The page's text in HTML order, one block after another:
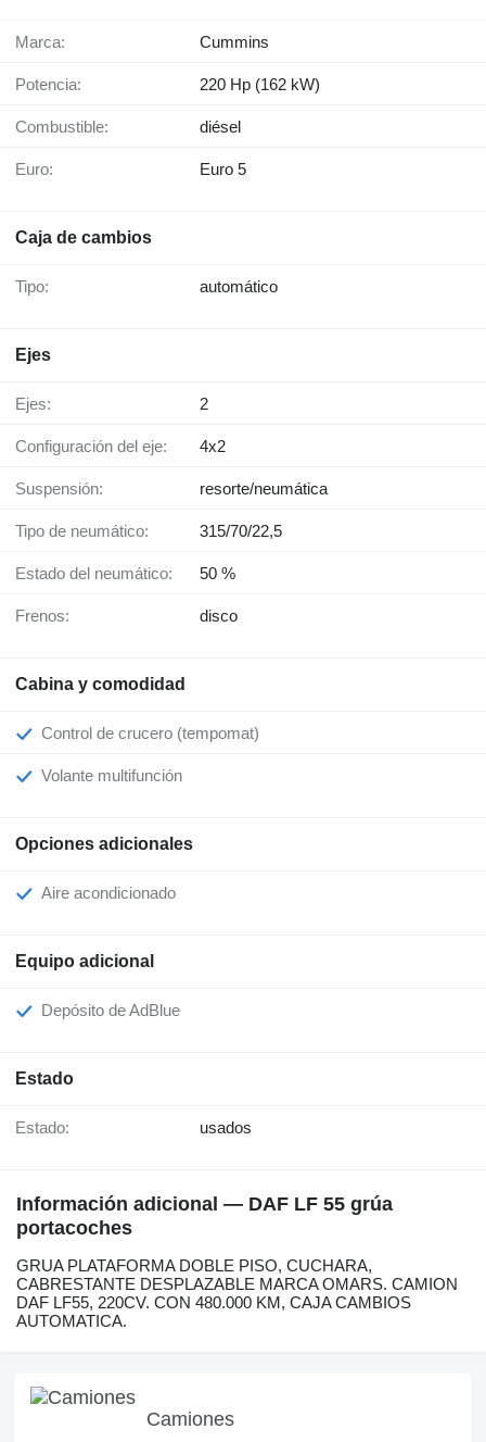
Marca: Cummins
Potencia: 220 Hp (162 kW)
Combustible: diésel
Euro: Euro 5
Caja de cambios
Tipo: automático
Ejes
Ejes: 2
Configuración del eje: 4x2
Suspensión: resorte/neumática
Tipo de neumático: 315/70/22,5
Estado del neumático: 50 %
Frenos: disco
Cabina y comodidad
Control de crucero (tempomat)
Volante multifunción
Opciones adicionales
Aire acondicionado
Equipo adicional
Depósito de AdBlue
Estado
Estado: usados
Información adicional — DAF LF 55 grúa
portacoches
GRUA PLATAFORMA DOBLE PISO, CUCHARA,
CABRESTANTE DESPLAZABLE MARCA OMARS. CAMION
DAF LF55, 220CV. CON 480.000 KM, CAJA CAMBIOS
AUTOMATICA.
Camiones